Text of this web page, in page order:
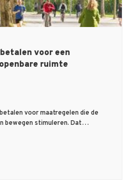
voor een
ruimte
voor maatregelen die de
bewegen stimuleren. Dat…